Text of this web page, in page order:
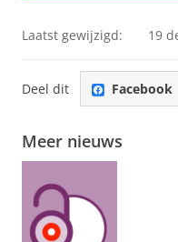
Laatst gewijzigd: 19
Deel dit Facebook
Meer nieuws